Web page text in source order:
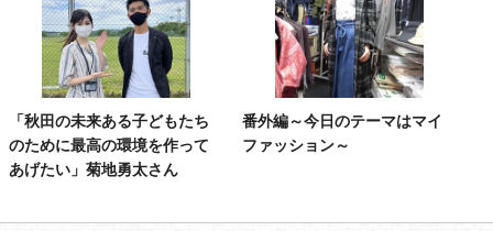
「秋田の未来ある子どもたち
のために最高の環境を作って
あげたい」菊地勇太さん
番外編～今日のテーマはマイ
ファッション～